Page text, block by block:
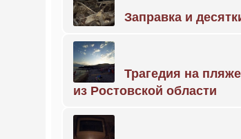
Заправка и
Трагедия на
из Ростовской области